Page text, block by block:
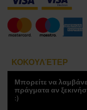
ΚΟΚΟΥΛΈΤΕΡ
Μπορείτε να
πράγματα αν
:)